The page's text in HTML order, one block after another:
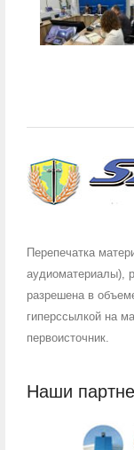
Перепечатка
аудиоматериалы),
разрешена в
гиперссылкой на
первоисточник.
Наши